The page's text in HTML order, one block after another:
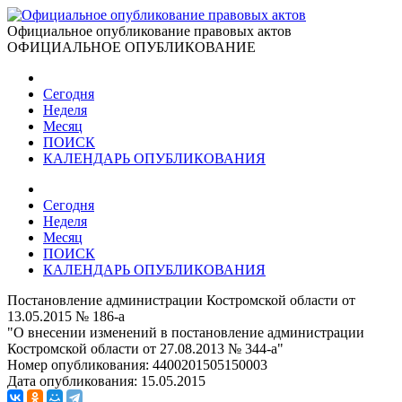
Официальное опубликование правовых актов
ОФИЦИАЛЬНОЕ ОПУБЛИКОВАНИЕ
Сегодня
Неделя
Месяц
ПОИСК
КАЛЕНДАРЬ ОПУБЛИКОВАНИЯ
Сегодня
Неделя
Месяц
ПОИСК
КАЛЕНДАРЬ ОПУБЛИКОВАНИЯ
Постановление администрации Костромской области от
13.05.2015 № 186-а
"О внесении изменений в постановление администрации
Костромской области от 27.08.2013 № 344-а"
Номер опубликования: 4400201505150003
Дата опубликования: 15.05.2015